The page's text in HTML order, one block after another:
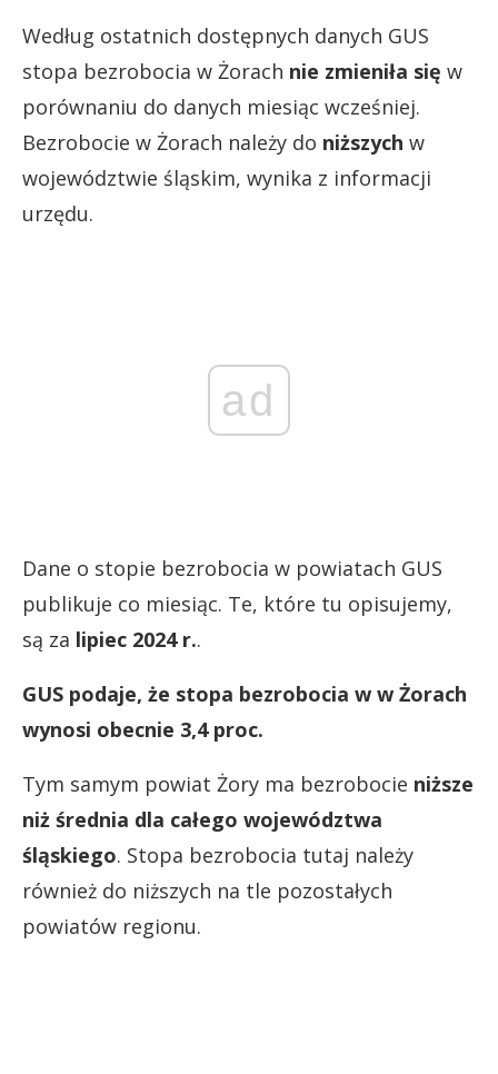
Według ostatnich dostępnych danych GUS
stopa bezrobocia w Żorach nie zmieniła się w
porównaniu do danych miesiąc wcześniej.
Bezrobocie w Żorach należy do niższych w
województwie śląskim, wynika z informacji
urzędu.
ad
Dane o stopie bezrobocia w powiatach GUS
publikuje co miesiąc. Te, które tu opisujemy,
są za lipiec 2024 r..
GUS podaje, że stopa bezrobocia w w Żorach
wynosi obecnie 3,4 proc.
Tym samym powiat Żory ma bezrobocie niższe
niż średnia dla całego województwa
śląskiego. Stopa bezrobocia tutaj należy
również do niższych na tle pozostałych
powiatów regionu.